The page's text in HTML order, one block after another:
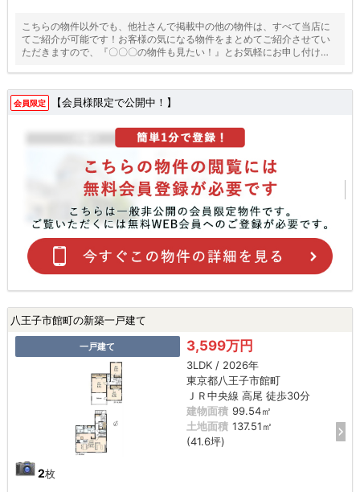
こちらの物件以外でも、他社さんで掲載中の他の物件は、すべて当店に
てご紹介が可能です！お客様の気になる物件をまとめてご紹介させてい
ただきますので、『〇〇〇の物件も見たい！』とお気軽にお申し付けく
会員限定 【会員様限定で公開中！】
八王子市館町の新築一戸建て
一戸建て
2枚
3,599万円
3LDK / 2026年
東京都八王子市館町
ＪＲ中央線 高尾 徒歩30分
建物面積 99.54㎡
土地面積 137.51㎡
(41.6坪)